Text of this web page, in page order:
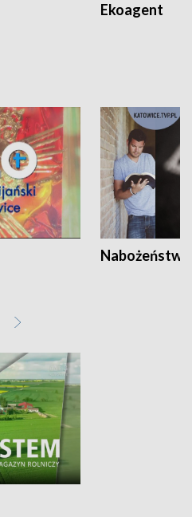
Ekoagent